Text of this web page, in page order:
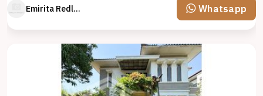
Emirita Redland Whatsapp